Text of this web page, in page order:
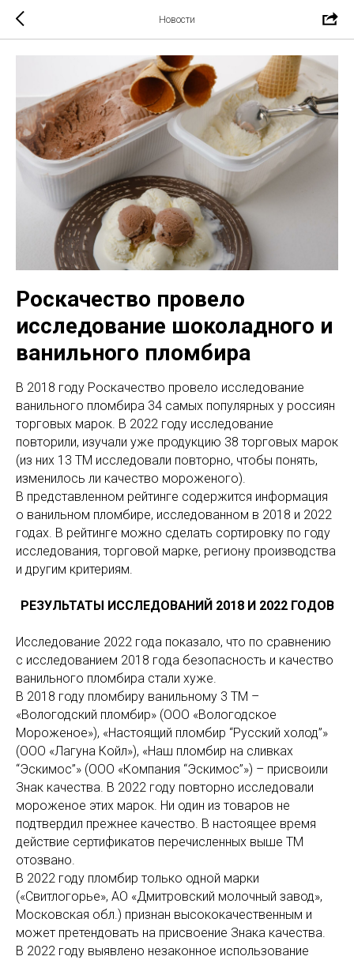
Новости
Роскачество провело
исследование шоколадного и
ванильного пломбира
В 2018 году Роскачество провело исследование
ванильного пломбира 34 самых популярных у россиян
торговых марок. В 2022 году исследование
повторили, изучали уже продукцию 38 торговых марок
(из них 13 ТМ исследовали повторно, чтобы понять,
изменилось ли качество мороженого).
В представленном рейтинге содержится информация
о ванильном пломбире, исследованном в 2018 и 2022
годах. В рейтинге можно сделать сортировку по году
исследования, торговой марке, региону производства
и другим критериям.
РЕЗУЛЬТАТЫ ИССЛЕДОВАНИЙ 2018 И 2022 ГОДОВ
Исследование 2022 года показало, что по сравнению
с исследованием 2018 года безопасность и качество
ванильного пломбира стали хуже.
В 2018 году пломбиру ванильному 3 ТМ –
«Вологодский пломбир» (ООО «Вологодское
Мороженое»), «Настоящий пломбир “Русский холод”»
(ООО «Лагуна Койл»), «Наш пломбир на сливках
“Эскимос”» (ООО «Компания “Эскимос”») – присвоили
Знак качества. В 2022 году повторно исследовали
мороженое этих марок. Ни один из товаров не
подтвердил прежнее качество. В настоящее время
действие сертификатов перечисленных выше ТМ
отозвано.
В 2022 году пломбир только одной марки
(«Свитлогорье», АО «Дмитровский молочный завод»,
Московская обл.) признан высококачественным и
может претендовать на присвоение Знака качества.
В 2022 году выявлено незаконное использование